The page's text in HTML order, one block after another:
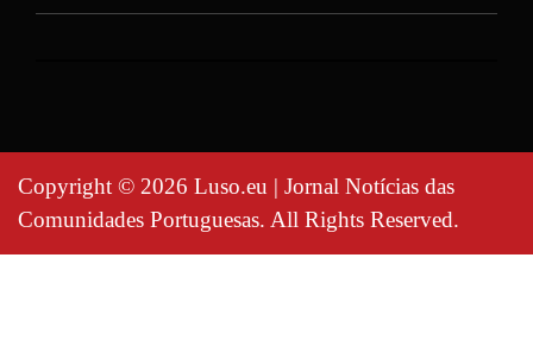
Copyright © 2026 Luso.eu | Jornal Notícias das
Comunidades Portuguesas. All Rights Reserved.